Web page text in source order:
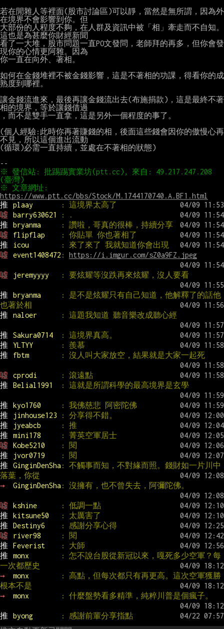
若在閒雜人等裡面(股市討論區)可以靜，當然是無所謂，因為外
在境界不會影響到你。但
大部份的人程度不夠，在人群及資訊中被「相」牽走而不自知。
這也是為甚麼你財經新聞
看了一大堆，股市問題一直PO文發問，老師拜的再多，但你會發
現你的心情更阿雜。因為
你一直在向外、著相。
如何在金錢堆裡不被金錢影響，這是不著相的功課，得看你的成
熟度到哪裡。
讓金錢流進來，最後再讓金錢流出去(布施捐款)，這是最終不著
相的境界，等於讓錢借過
，而不是雙手一直拿，這是另外一個程度的事了。
(個人經驗:此時你再著賺錢的相，後面這些錢會因你的傲慢心再
不見，所以這個進出流動
(循環)必需一直持續，並處在不著相的狀態)
※ 發信站: 批踢踢實業坊(ptt.cc), 來自: 49.217.247.208
https://www.ptt.cc/bbs/Stock/M.1744170740.A.BF1.html
推
plaay
: 這境界太高了
噓
barry630621
: .
推
bryanma
: 讚啦，哥真的很棒，持續分享
噓
flipflap
: 你貼單 你也著相了
推
icou
: 來了來了 我就知道你會出現
噓
event1408472 : https://i.imgur.com/sZ0a9FZ.jpeg
噓 jeremyyyy : 要炫耀等沒跌再來炫耀，沒人要看
推 bryanma
: 是不是炫耀只有自己知道，他解釋了的話他
也著於相
推
naloer : 這題我知道 聽音樂改成聽心經
推 Sakura0714
: 這境界真高。
推
YLTYY
: 羨慕
推
fbtm : 沒人叫大家放空，結果就是大家一起死
噓 cprodi
: 滾遠點
推
Belial1991 : 這就是所謂科學的最高境界是玄學
推 kyo1760
: 我佛慈悲 阿密陀佛
推
jinhouse123
: 分享得不錯。
推
jyeabcb
: 推
推
mini178
: 菁英空軍居士
噓
Kobe5210
: 閱
推
jvor0719
: 閱
推
GinginDenSha : 不觸事而知，不對緣而照。錢財如一片川中
落葉，你從
→
GinginDenSha : 沒擁有，也不曾失去，阿彌陀佛。
噓 kshine
: 低調一點
推
kitsune50
: 太厲害了
推
Destiny6
: 感謝分享心得
噓
river98
: 閱
推
Feverist
: 大師
推
monx
: 怎不說台股從新冠以來，嘎死多少空軍？每
一次都歷史
→
monx
: 高點，但每次都只有再更高。這次空軍獲勝
根本不是
→
monx : 什麼盤勢看多精準，純粹川普是個瘋子。
推 byong
: 感謝前輩分享指點